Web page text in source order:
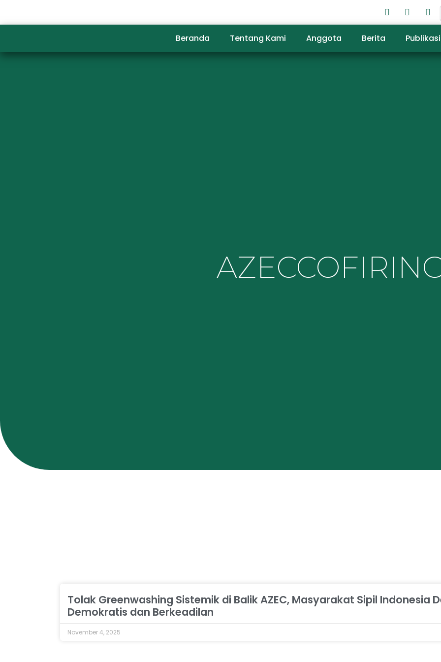
Beranda Tentang Kami Anggota Berita Publikasi
AZEC
Tolak Greenwashing Sistemik di Balik AZEC, Masyarakat Sipil Indonesia
Demokratis dan Berkeadilan
November 4, 2025